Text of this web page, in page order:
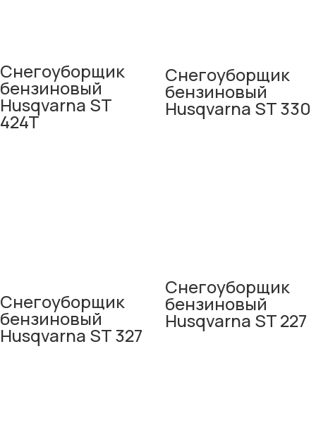
Снегоуборщик
бензиновый
Husqvarna ST
424T
Снегоуборщик
бензиновый
Husqvarna ST 330
Снегоуборщик
бензиновый
Husqvarna ST 327
Снегоуборщик
бензиновый
Husqvarna ST 227